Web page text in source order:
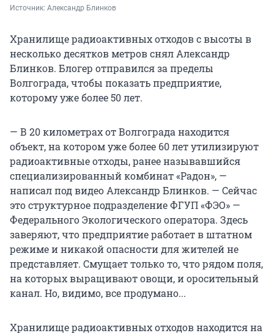
Источник: Александр Блинков
Хранилище радиоактивных отходов с высоты в
несколько десятков метров снял Александр
Блинков. Блогер отправился за пределы
Волгограда, чтобы показать предприятие,
которому уже более 50 лет.
— В 20 километрах от Волгограда находится
объект, на котором уже более 60 лет утилизируют
радиоактивные отходы, ранее называвшийся
специализированный комбинат «Радон», —
написал под видео Александр Блинков. — Сейчас
это структурное подразделение ФГУП «ФЭО» —
Федерального Экологического оператора. Здесь
заверяют, что предприятие работает в штатном
режиме и никакой опасности для жителей не
представляет. Смущает только то, что рядом поля,
на которых выращивают овощи, и оросительный
канал. Но, видимо, все продумано...
Хранилище радиоактивных отходов находится на